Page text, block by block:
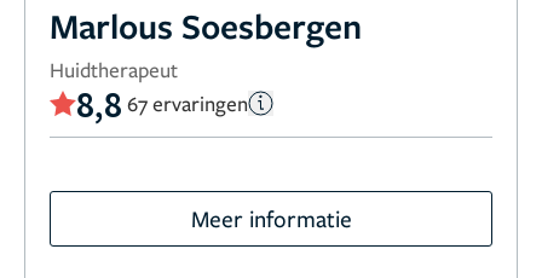
Marlous Soesbergen
Huidtherapeut
8,8 67 ervaringen
Meer informatie